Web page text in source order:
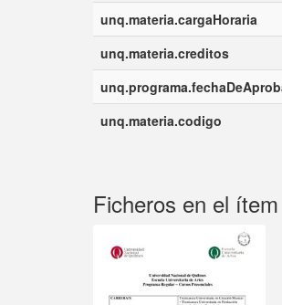
unq.materia.cargaHoraria
unq.materia.creditos
unq.materia.codigo
Ficheros en el ítem